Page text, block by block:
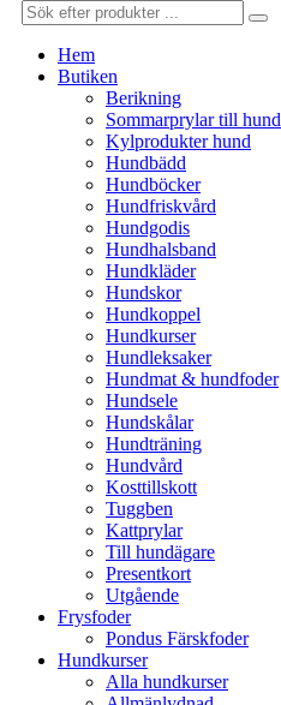
Hem
Butiken
Berikning
Sommarprylar till hund
Kylprodukter hund
Hundbädd
Hundböcker
Hundfriskvård
Hundgodis
Hundhalsband
Hundkläder
Hundskor
Hundkoppel
Hundkurser
Hundleksaker
Hundmat & hundfoder
Hundsele
Hundskålar
Hundträning
Hundvård
Kosttillskott
Tuggben
Kattprylar
Till hundägare
Presentkort
Utgående
Frysfoder
Pondus Färskfoder
Hundkurser
Alla hundkurser